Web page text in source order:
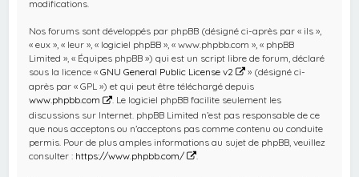
modifications.
Nos forums sont développés par phpBB (désigné ci-après par « ils »,
« eux », « leur », « logiciel phpBB », « www.phpbb.com », « phpBB
Limited », « Équipes phpBB ») qui est un script libre de forum, déclaré
sous la licence «GNU General Public License v2
» (désigné ci-
après par « GPL ») et qui peut être téléchargé depuis
www.phpbb.com
. Le logiciel phpBB facilite seulement les
discussions sur Internet. phpBB Limited n’est pas responsable de ce
que nous acceptons ou n’acceptons pas comme contenu ou conduite
permis. Pour de plus amples informations au sujet de phpBB, veuillez
consulter : https://www.phpbb.com/